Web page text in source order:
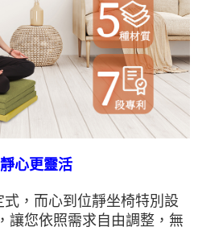
心更靈活
，而心到位靜坐椅特別設
讓您依照需求自由調整，無